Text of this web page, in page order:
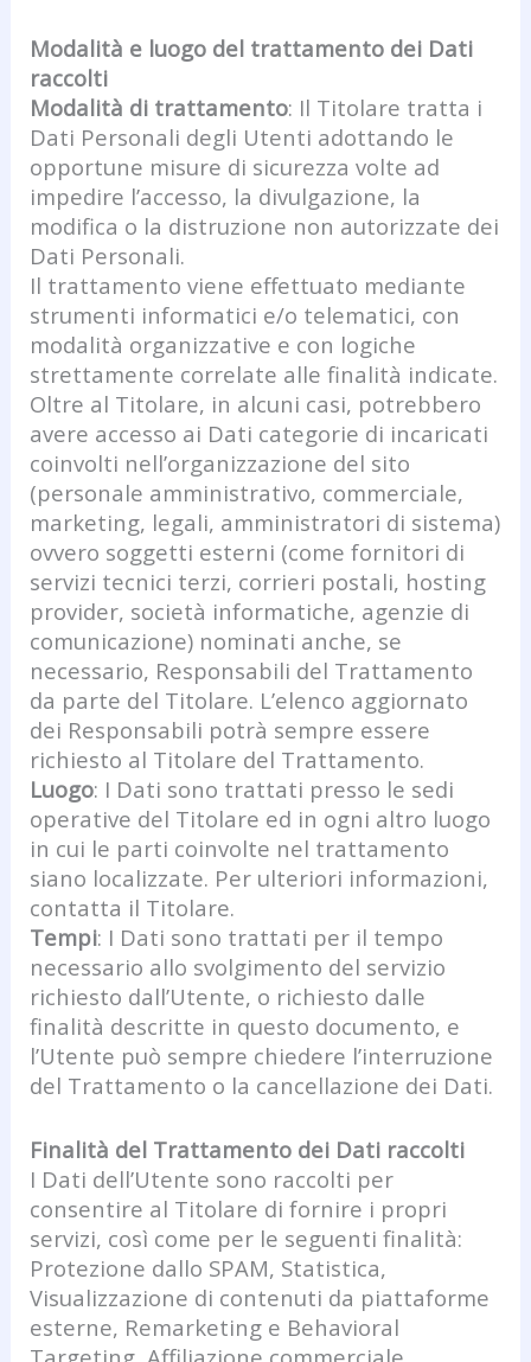
Modalità e luogo del trattamento dei Dati
raccolti
Modalità di trattamento: Il Titolare tratta i
Dati Personali degli Utenti adottando le
opportune misure di sicurezza volte ad
impedire l’accesso, la divulgazione, la
modifica o la distruzione non autorizzate dei
Dati Personali.
Il trattamento viene effettuato mediante
strumenti informatici e/o telematici, con
modalità organizzative e con logiche
strettamente correlate alle finalità indicate.
Oltre al Titolare, in alcuni casi, potrebbero
avere accesso ai Dati categorie di incaricati
coinvolti nell’organizzazione del sito
(personale amministrativo, commerciale,
marketing, legali, amministratori di sistema)
ovvero soggetti esterni (come fornitori di
servizi tecnici terzi, corrieri postali, hosting
provider, società informatiche, agenzie di
comunicazione) nominati anche, se
necessario, Responsabili del Trattamento
da parte del Titolare. L’elenco aggiornato
dei Responsabili potrà sempre essere
richiesto al Titolare del Trattamento.
Luogo: I Dati sono trattati presso le sedi
operative del Titolare ed in ogni altro luogo
in cui le parti coinvolte nel trattamento
siano localizzate. Per ulteriori informazioni,
contatta il Titolare.
Tempi: I Dati sono trattati per il tempo
necessario allo svolgimento del servizio
richiesto dall’Utente, o richiesto dalle
finalità descritte in questo documento, e
l’Utente può sempre chiedere l’interruzione
del Trattamento o la cancellazione dei Dati.
Finalità del Trattamento dei Dati raccolti
I Dati dell’Utente sono raccolti per
consentire al Titolare di fornire i propri
servizi, così come per le seguenti finalità:
Protezione dallo SPAM, Statistica,
Visualizzazione di contenuti da piattaforme
esterne, Remarketing e Behavioral